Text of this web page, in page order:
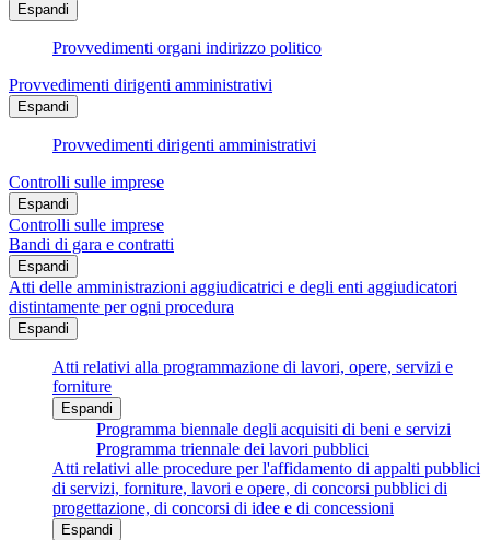
Espandi
Provvedimenti organi indirizzo politico
Provvedimenti dirigenti amministrativi
Espandi
Provvedimenti dirigenti amministrativi
Controlli sulle imprese
Espandi
Controlli sulle imprese
Bandi di gara e contratti
Espandi
Atti delle amministrazioni aggiudicatrici e degli enti aggiudicatori
distintamente per ogni procedura
Espandi
Atti relativi alla programmazione di lavori, opere, servizi e
forniture
Espandi
Programma biennale degli acquisiti di beni e servizi
Programma triennale dei lavori pubblici
Atti relativi alle procedure per l'affidamento di appalti pubblici
di servizi, forniture, lavori e opere, di concorsi pubblici di
progettazione, di concorsi di idee e di concessioni
Espandi